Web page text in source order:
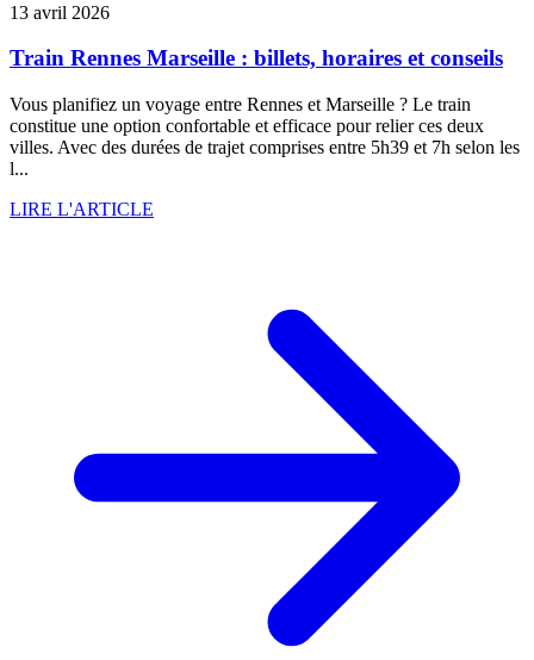
13 avril 2026
Train Rennes Marseille : billets, horaires et conseils
Vous planifiez un voyage entre Rennes et Marseille ? Le train
constitue une option confortable et efficace pour relier ces deux
villes. Avec des durées de trajet comprises entre 5h39 et 7h selon les
l...
LIRE L'ARTICLE